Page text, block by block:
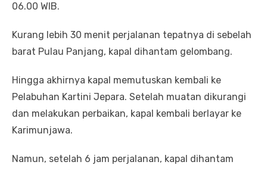
06.00 WIB.
Kurang lebih 30 menit perjalanan tepatnya di sebelah
barat Pulau Panjang, kapal dihantam gelombang.
Hingga akhirnya kapal memutuskan kembali ke
Pelabuhan Kartini Jepara. Setelah muatan dikurangi
dan melakukan perbaikan, kapal kembali berlayar ke
Karimunjawa.
Namun, setelah 6 jam perjalanan, kapal dihantam